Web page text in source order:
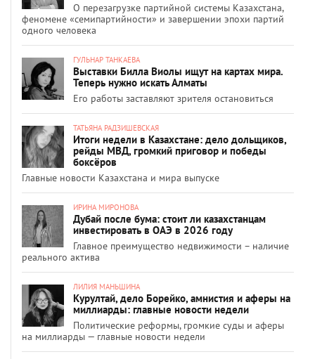
О перезагрузке партийной системы Казахстана,
феномене «семипартийности» и завершении эпохи партий
одного человека
ГУЛЬНАР ТАНКАЕВА
Выставки Билла Виолы ищут на картах мира.
Теперь нужно искать Алматы
Его работы заставляют зрителя остановиться
ТАТЬЯНА РАДЗИШЕВСКАЯ
Итоги недели в Казахстане: дело дольщиков,
рейды МВД, громкий приговор и победы
боксёров
Главные новости Казахстана и мира выпуске
ИРИНА МИРОНОВА
Дубай после бума: стоит ли казахстанцам
инвестировать в ОАЭ в 2026 году
Главное преимущество недвижимости – наличие
реального актива
ЛИЛИЯ МАНЬШИНА
Курултай, дело Борейко, амнистия и аферы на
миллиарды: главные новости недели
Политические реформы, громкие суды и аферы
на миллиарды — главные новости недели